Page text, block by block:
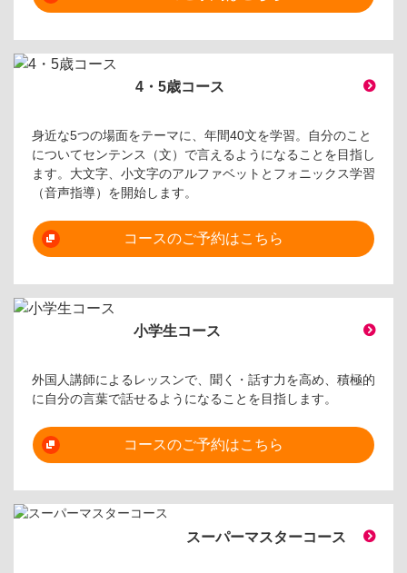
4・5歳コース
身近な5つの場面をテーマに、年間40文を学習。自分のこと
についてセンテンス（文）で言えるようになることを目指し
ます。大文字、小文字のアルファベットとフォニックス学習
（音声指導）を開始します。
コースのご予約はこちら
小学生コース
外国人講師によるレッスンで、聞く・話す力を高め、積極的
に自分の言葉で話せるようになることを目指します。
コースのご予約はこちら
スーパーマスターコース